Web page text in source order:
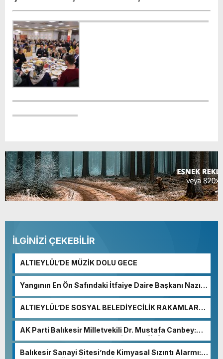
İLGİNİZİ ÇEKEBİLİR
ALTIEYLÜL’DE MÜZİK DOLU GECE
Yangının En Ön Safındaki İtfaiye Daire Başkanı Nazım
ALTIEYLÜL’DE SOSYAL BELEDİYECİLİK RAKAMLARA
AK Parti Balıkesir Milletvekili Dr. Mustafa Canbey:
“Medyanın varlığı, demokratik ve şeffaf toplumun
Balıkesir Sanayi Sitesi’nde Kimyasal Sızıntı Alarmı: